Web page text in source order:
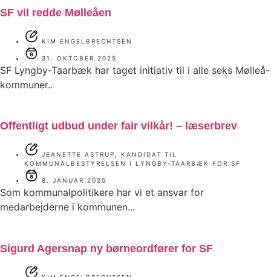
SF vil redde Mølleåen
KIM ENGELBRECHTSEN
31. OKTOBER 2025
SF Lyngby-Taarbæk har taget initiativ til i alle seks Mølleå-
kommuner..
Offentligt udbud under fair vilkår! – læserbrev
JEANETTE ASTRUP, KANDIDAT TIL
KOMMUNALBESTYRELSEN I LYNGBY-TAARBÆK FOR SF
8. JANUAR 2025
Som kommunalpolitikere har vi et ansvar for
medarbejderne i kommunen...
Sigurd Agersnap ny børneordfører for SF